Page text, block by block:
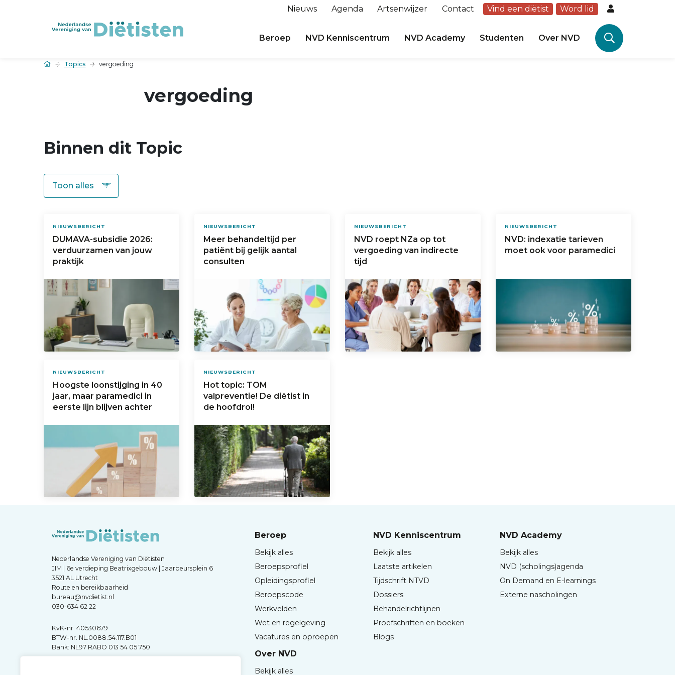
Nieuws Agenda Artsenwijzer Contact Vind een diëtist Word lid
Beroep NVD Kenniscentrum NVD Academy Studenten Over NVD
Topics vergoeding
vergoeding
Binnen dit Topic
NIEUWSBERICHT
DUMAVA-subsidie 2026:
verduurzamen van jouw
praktijk
NIEUWSBERICHT
Meer behandeltijd per
patiënt bij gelijk aantal
consulten
NIEUWSBERICHT
NVD roept NZa op tot
vergoeding van indirecte
tijd
NIEUWSBERICHT
NVD: indexatie tarieven
moet ook voor paramedici
NIEUWSBERICHT
Hoogste loonstijging in 40
jaar, maar paramedici in
eerste lijn blijven achter
NIEUWSBERICHT
Hot topic: TOM
valpreventie! De diëtist in
de hoofdrol!
Nederlandse Vereniging van Diëtisten
JIM | 6e verdieping Beatrixgebouw | Jaarbeursplein 6
3521 AL Utrecht
Route en bereikbaarheid
bureau@nvdietist.nl
030-634 62 22
KvK-nr. 40530679
BTW-nr. NL.0088.54.117.B01
Bank: NL97 RABO 013 54 05 750
Beroep
Bekijk alles
Beroepsprofiel
Opleidingsprofiel
Beroepscode
Werkvelden
Wet en regelgeving
Vacatures en oproepen
NVD Kenniscentrum
Bekijk alles
Laatste artikelen
Tijdschrift NTVD
Dossiers
Behandelrichtlijnen
Proefschriften en boeken
Blogs
NVD Academy
Bekijk alles
NVD (scholings)agenda
On Demand en E-learnings
Externe nascholingen
Over NVD
Bekijk alles